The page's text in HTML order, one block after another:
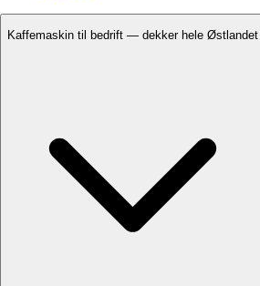
Kaffemaskin til bedrift — dekker hele Østlandet